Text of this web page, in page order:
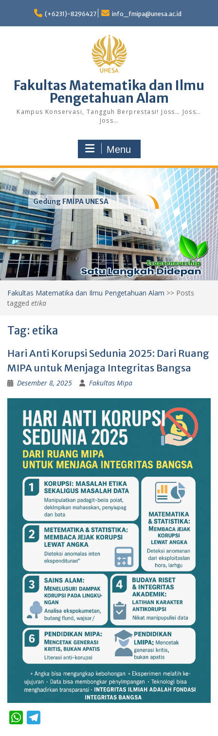
content
(+6231)-8296427 info_fmipa@unesa.ac.id
Fakultas Matematika dan Ilmu
Pengetahuan Alam
Kampus Konservasi, Tangguh Berprestasi! Joss… Joss…
Joss…
Menu
Gedung FMIPA UNESA
Fakultas Matematika dan Ilmu Pengetahuan Alam >> Posts
tagged etika
Tag: etika
Hari Anti Korupsi Sedunia 2025: Dari Ruang
MIPA untuk Menjaga Integritas Bangsa
Desember 8, 2025 Fakultas Mipa
W